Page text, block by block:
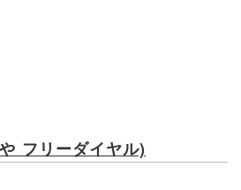
フリーダイヤル)